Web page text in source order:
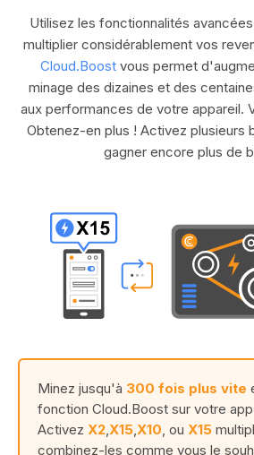
Utilisez les fonctionnalités
multiplier considérablement vos
Cloud.Boostvous permet
minage des dizaines et des
aux performances de votre appareil.
Obtenez-en plus ! Activez plusieurs
gagner encore plus de
Minez jusqu'à 300 fois plus vite
fonction Cloud.Boost sur votre
Activez X2 X15 X10 , ou X15
combinez-les comme vous le